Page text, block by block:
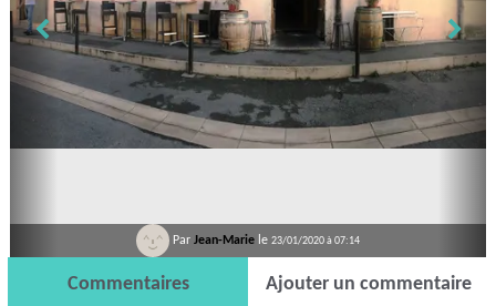
Par Jean-Marie le 23/01/2020 à 07:14
Commentaires Ajouter un commentaire